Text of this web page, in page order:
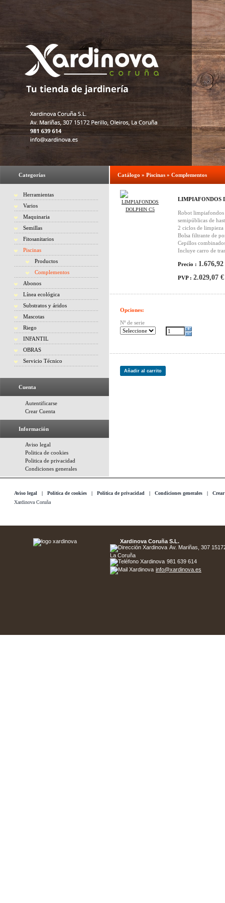
Categorías
Herramientas
Varios
Maquinaria
Semillas
Fitosanitarios
Piscinas
Productos
Complementos
Abonos
Línea ecológica
Substratos y áridos
Mascotas
Riego
INFANTIL
OBRAS
Servicio Técnico
Cuenta
Autentificarse
Crear Cuenta
Información
Aviso legal
Politica de cookies
Politica de privacidad
Condiciones generales
Catálogo » Piscinas » Complementos
LIMPIAFONDOS
Robot limpiafondos
semipúblicas de
2 ciclos de
Bolsa filtrante de
Cepillos
Incluye carro de
Precio : 1.676,92
PVP : 2.029,07 €
Opciones:
Nº de serie
Añadir al carrito
Aviso legal | Politica de cookies | Politica de privacidad | Condiciones generales |
Xardinova Coruña
Xardinova Coruña S.L.
Av. Mariñas, 307
La Coruña
981 639 614
info@xardinova.es